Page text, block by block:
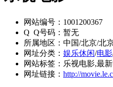
网站编号： 1001200367
Q Q号码： 暂无
所属地区： 中国/北京/北
网址分类： 娱乐休闲/电影
网站标签： 乐视电影,最
网址链接： http://